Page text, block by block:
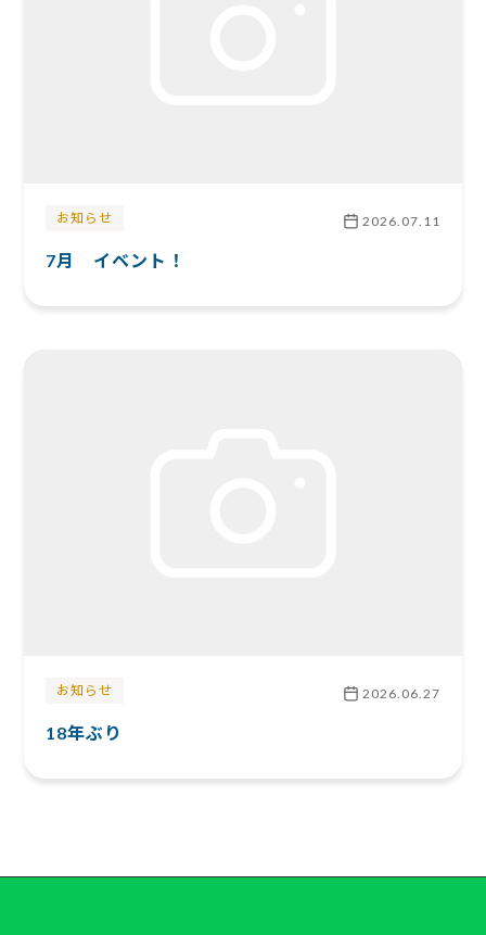
お知らせ 2026.07.11
7月 イベント！
お知らせ 2026.06.27
18年ぶり